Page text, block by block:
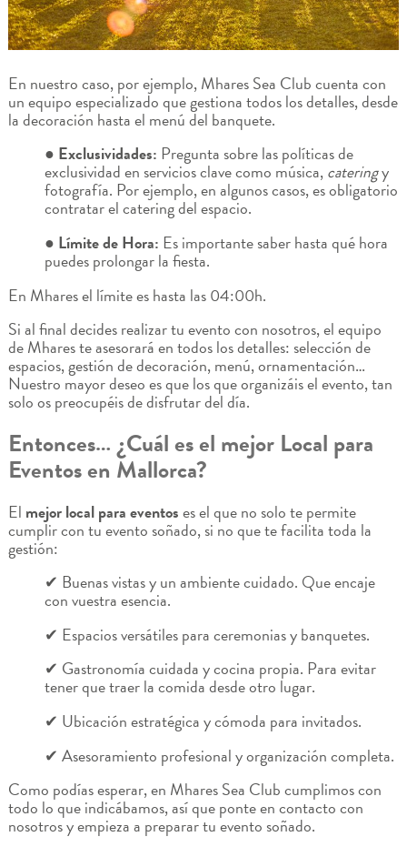
En nuestro caso, por ejemplo, Mhares Sea Club cuenta con
un equipo especializado que gestiona todos los detalles, desde
la decoración hasta el menú del banquete.
● Exclusividades: Pregunta sobre las políticas de
exclusividad en servicios clave como música,cateringy
fotografía. Por ejemplo, en algunos casos, es obligatorio
contratar el catering del espacio.
● Límite de Hora: Es importante saber hasta qué hora
puedes prolongar la fiesta.
En Mhares el límite es hasta las 04:00h.
Si al final decides realizar tu evento con nosotros, el equipo
de Mhares te asesorará en todos los detalles: selección de
espacios, gestión de decoración, menú, ornamentación…
Nuestro mayor deseo es que los que organizáis el evento, tan
solo os preocupéis de disfrutar del día.
Entonces… ¿Cuál es el mejor Local para
Eventos en Mallorca?
El mejor local para eventoses el que no solo te permite
cumplir con tu evento soñado, si no que te facilita toda la
gestión:
✔ Buenas vistas y un ambiente cuidado. Que encaje
con vuestra esencia.
✔ Espacios versátiles para ceremonias y banquetes.
✔ Gastronomía cuidada y cocina propia. Para evitar
tener que traer la comida desde otro lugar.
✔ Ubicación estratégica y cómoda para invitados.
✔ Asesoramiento profesional y organización completa.
Como podías esperar, en Mhares Sea Club cumplimos con
todo lo que indicábamos, así que ponte en contacto con
nosotros y empieza a preparar tu evento soñado.